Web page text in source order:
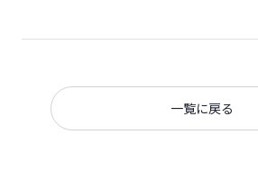
一覧に戻る